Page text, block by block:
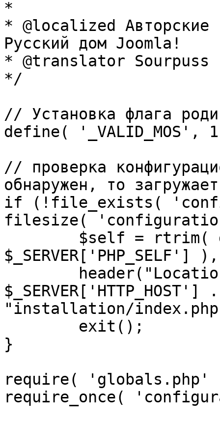
*
* @localized Авторские
Русский дом Joomla!
* @translator Sourpuss
*/
// Установка флага
define( '_VALID_MOS',
// проверка
обнаружен, то
if (!file_exists(
filesize(
"installation/
}
require(
require_once(